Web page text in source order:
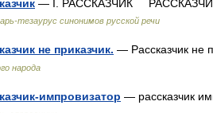
— I. РАССКАЗЧИК РАССКАЗЧИК,
тезаурус синонимов русской речи
не приказчик. — Рассказчик
народа
импровизатор — рассказчик